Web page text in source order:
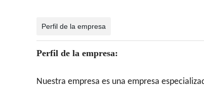
Perfil de la empresa
Perfil de la empresa:
Nuestra empresa es una empresa